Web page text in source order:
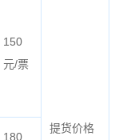
提货价格
150
元/票
180